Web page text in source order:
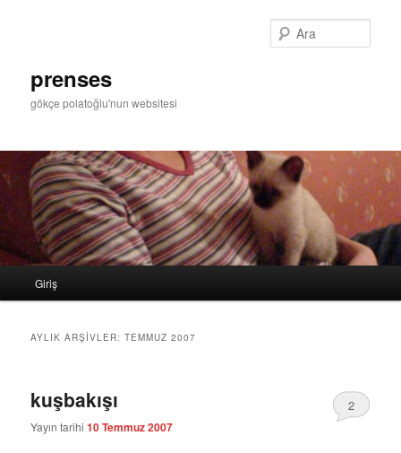
prenses
gökçe polatoğlu'nun websitesi
Birincil
İkincil
Giriş
AYLIK ARŞIVLER:TEMMUZ 2007
kuşbakışı
Yayın tarihi10 Temmuz 2007
2